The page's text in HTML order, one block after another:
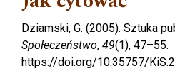
Dziamski, G. (2005). Sztuka
Społeczeństwo, 49(1), 47–55.
https://doi.org/10.35757/